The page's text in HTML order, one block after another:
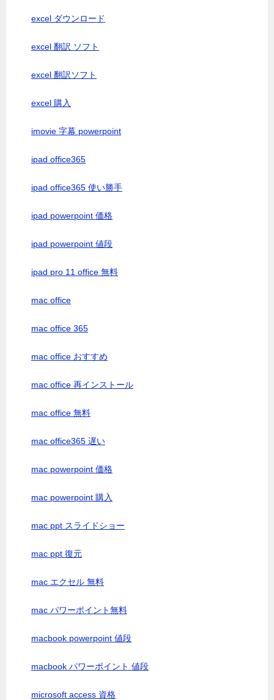
excel ダウンロード
excel 翻訳 ソフト
excel 翻訳ソフト
excel 購入
imovie 字幕 powerpoint
ipad office365
ipad office365 使い勝手
ipad powerpoint 価格
ipad powerpoint 値段
ipad pro 11 office 無料
mac office
mac office 365
mac office おすすめ
mac office 再インストール
mac office 無料
mac office365 遅い
mac powerpoint 価格
mac powerpoint 購入
mac ppt スライドショー
mac ppt 復元
mac エクセル 無料
mac パワーポイント無料
macbook powerpoint 値段
macbook パワーポイント 値段
microsoft access 資格